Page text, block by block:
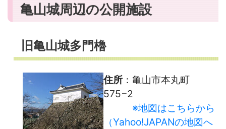
亀山城周辺の公開施設
旧亀山城多門櫓
住所 ：亀山市本丸町
575−2
※地図はこちらから
（Yahoo!JAPANの地図へ